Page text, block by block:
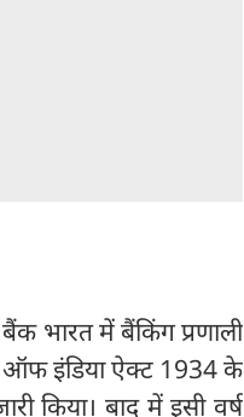
बैंक भारत में बैंकिंग प्रणाली
ऑफ इंडिया ऐक्ट 1934 के
किया। बाद में इसी वर्ष